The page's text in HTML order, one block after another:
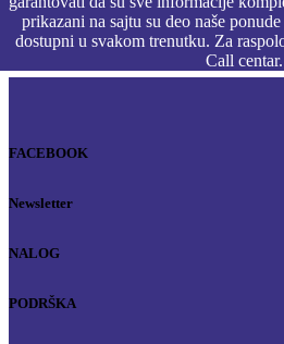
prikazani na sajtu su deo naše
dostupni u svakom trenutku. Za
Call centar.
FACEBOOK
Newsletter
NALOG
PODRŠKA